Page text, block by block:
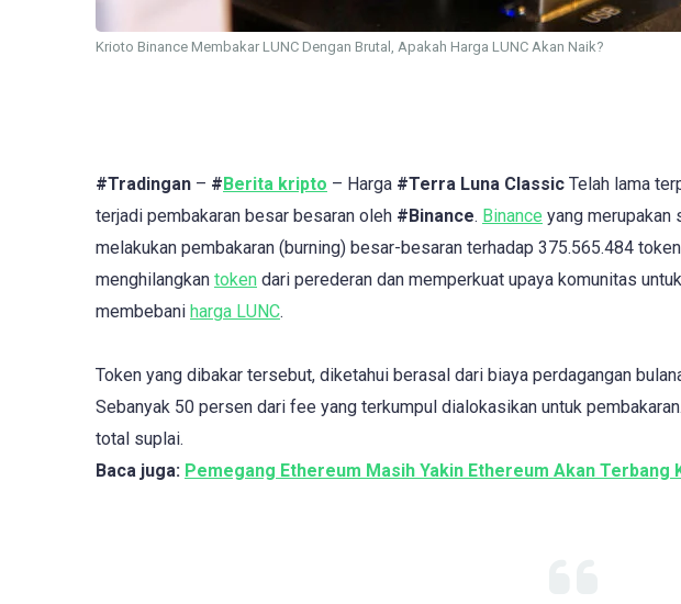
Krioto Binance Membakar LUNC Dengan Brutal, Apakah Harga LUNC Akan Naik?
#Tradingan – # Berita kripto – Harga #Terra Luna Classic Telah lama
terjadi pembakaran besar besaran oleh #Binance. Binance yang merupakan
melakukan pembakaran (burning) besar-besaran terhadap 375.565.484 token
menghilangkan token dari perederan dan memperkuat upaya komunitas
membebani harga LUNC.
Token yang dibakar tersebut, diketahui berasal dari biaya perdagangan
Sebanyak 50 persen dari fee yang terkumpul dialokasikan untuk
total suplai.
Baca juga: Pemegang Ethereum Masih Yakin Ethereum Akan Terbang